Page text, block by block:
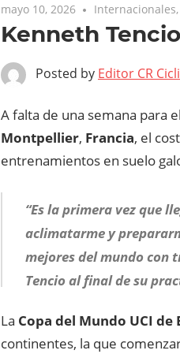
mayo 10, 2026 Internacionales,
Kenneth
Posted by Editor CR
A falta de una semana para
Montpellier, Francia, el
entrenamientos en suelo
“Es la primera vez que
aclimatarme y
mejores del mundo con
Tencio al final de su
La Copa del Mundo UCI de
continentes, la que